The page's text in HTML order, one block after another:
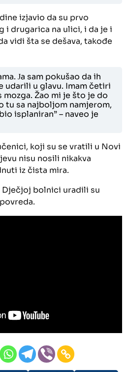
izjavio da su prvo
i drugarica na ulici, i da je i
vidi šta se dešava, takođe
Јa sam pokušao da ih
udarili u glavu. Imam četiri
Žao mi je što je do
tu sa najboljom namjerom,
isplaniran” – naveo je
koji su se vratili u Novi
nisu nosili nikakva
iz čista mira.
Dječjoj bolnici uradili su